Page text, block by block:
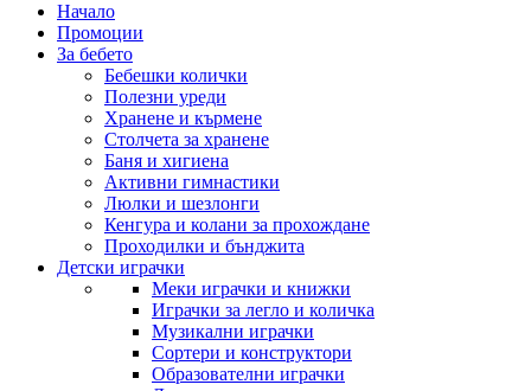
Начало
Промоции
За бебето
Бебешки колички
Полезни уреди
Хранене и кърмене
Столчета за хранене
Баня и хигиена
Активни гимнастики
Люлки и шезлонги
Кенгура и колани за прохождане
Проходилки и бънджита
Детски играчки
Меки играчки и книжки
Играчки за легло и количка
Музикални играчки
Сортери и конструктори
Образователни играчки